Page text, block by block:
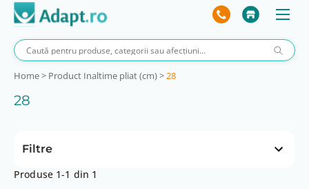
Home> Product Inaltime pliat (cm)>28
28
Filtre
Produse 1-1 din 1